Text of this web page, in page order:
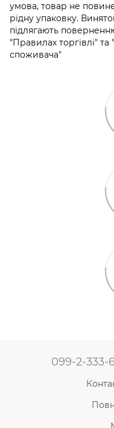
умова, товар не
рідну упаковку.
підлягають
"Правилах торгівлі"
споживача"
099-2-333-